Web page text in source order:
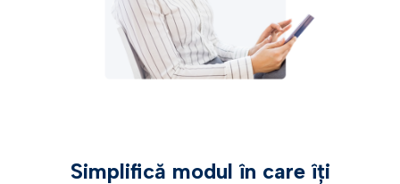
Simplifică modul în care îți